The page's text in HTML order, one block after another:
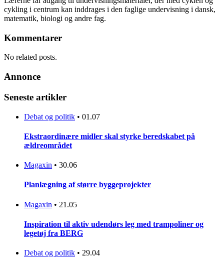
cykling i centrum kan inddrages i den faglige undervisning i dansk,
matematik, biologi og andre fag.
Kommentarer
No related posts.
Annonce
Seneste artikler
Debat og politik • 01.07
Ekstraordinære midler skal styrke beredskabet på
ældreområdet
Magaxin • 30.06
Planlægning af større byggeprojekter
Magaxin • 21.05
Inspiration til aktiv udendørs leg med trampoliner og
legetøj fra BERG
Debat og politik • 29.04